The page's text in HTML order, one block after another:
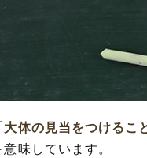
る」を使った例文と意
る」の類語や類義語
大体の見当をつけるこ
意味しています。